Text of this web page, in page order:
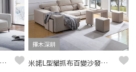
喬治亞三人座貓抓布沙發｜可調椅背 × 深座設計 × 防潑水耐磨 × SGS貓抓布–擇木深耕
擇木深耕
米諾L型貓抓布百變沙發組｜百變組合 × 可調頭靠 × 防潑水耐磨 × 活動扶手–擇木深耕